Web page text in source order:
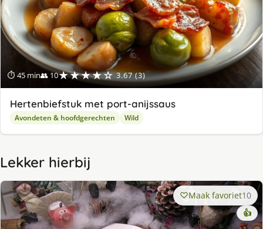
⏱ 45 min👥 10★★★★☆ 3.67 (3)
Hertenbiefstuk met port-anijssaus
Avondeten & hoofdgerechten Wild
Lekker hierbij
Maak favoriet10
👍